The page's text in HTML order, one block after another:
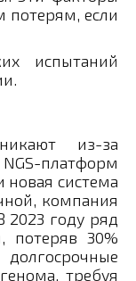
потерям, если
испытаний
из-за
платформ
система
компания
2023 году ряд
потеряв 30%
требуя